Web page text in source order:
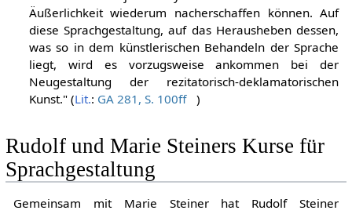
dadurch wird er jenen Rhythmus von Innerlichkeit und
Äußerlichkeit wiederum nacherschaffen können. Auf
diese Sprachgestaltung, auf das Herausheben dessen,
was so in dem künstlerischen Behandeln der Sprache
liegt, wird es vorzugsweise ankommen bei der
Neugestaltung der rezitatorisch-deklamatorischen
Rudolf und Marie Steiners Kurse für
Sprachgestaltung